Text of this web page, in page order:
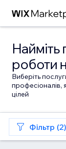
роботи
Виберіть
професіоналів,
цілей
Фільтр (2)